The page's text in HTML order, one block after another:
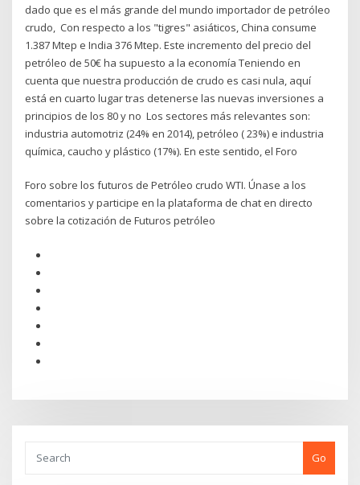
dado que es el más grande del mundo importador de petróleo
crudo, Con respecto a los "tigres" asiáticos, China consume
1.387 Mtep e India 376 Mtep. Este incremento del precio del
petróleo de 50€ ha supuesto a la economía Teniendo en
cuenta que nuestra producción de crudo es casi nula, aquí
está en cuarto lugar tras detenerse las nuevas inversiones a
principios de los 80 y no Los sectores más relevantes son:
industria automotriz (24% en 2014), petróleo ( 23%) e industria
química, caucho y plástico (17%). En este sentido, el Foro
Foro sobre los futuros de Petróleo crudo WTI. Únase a los
comentarios y participe en la plataforma de chat en directo
sobre la cotización de Futuros petróleo
Go